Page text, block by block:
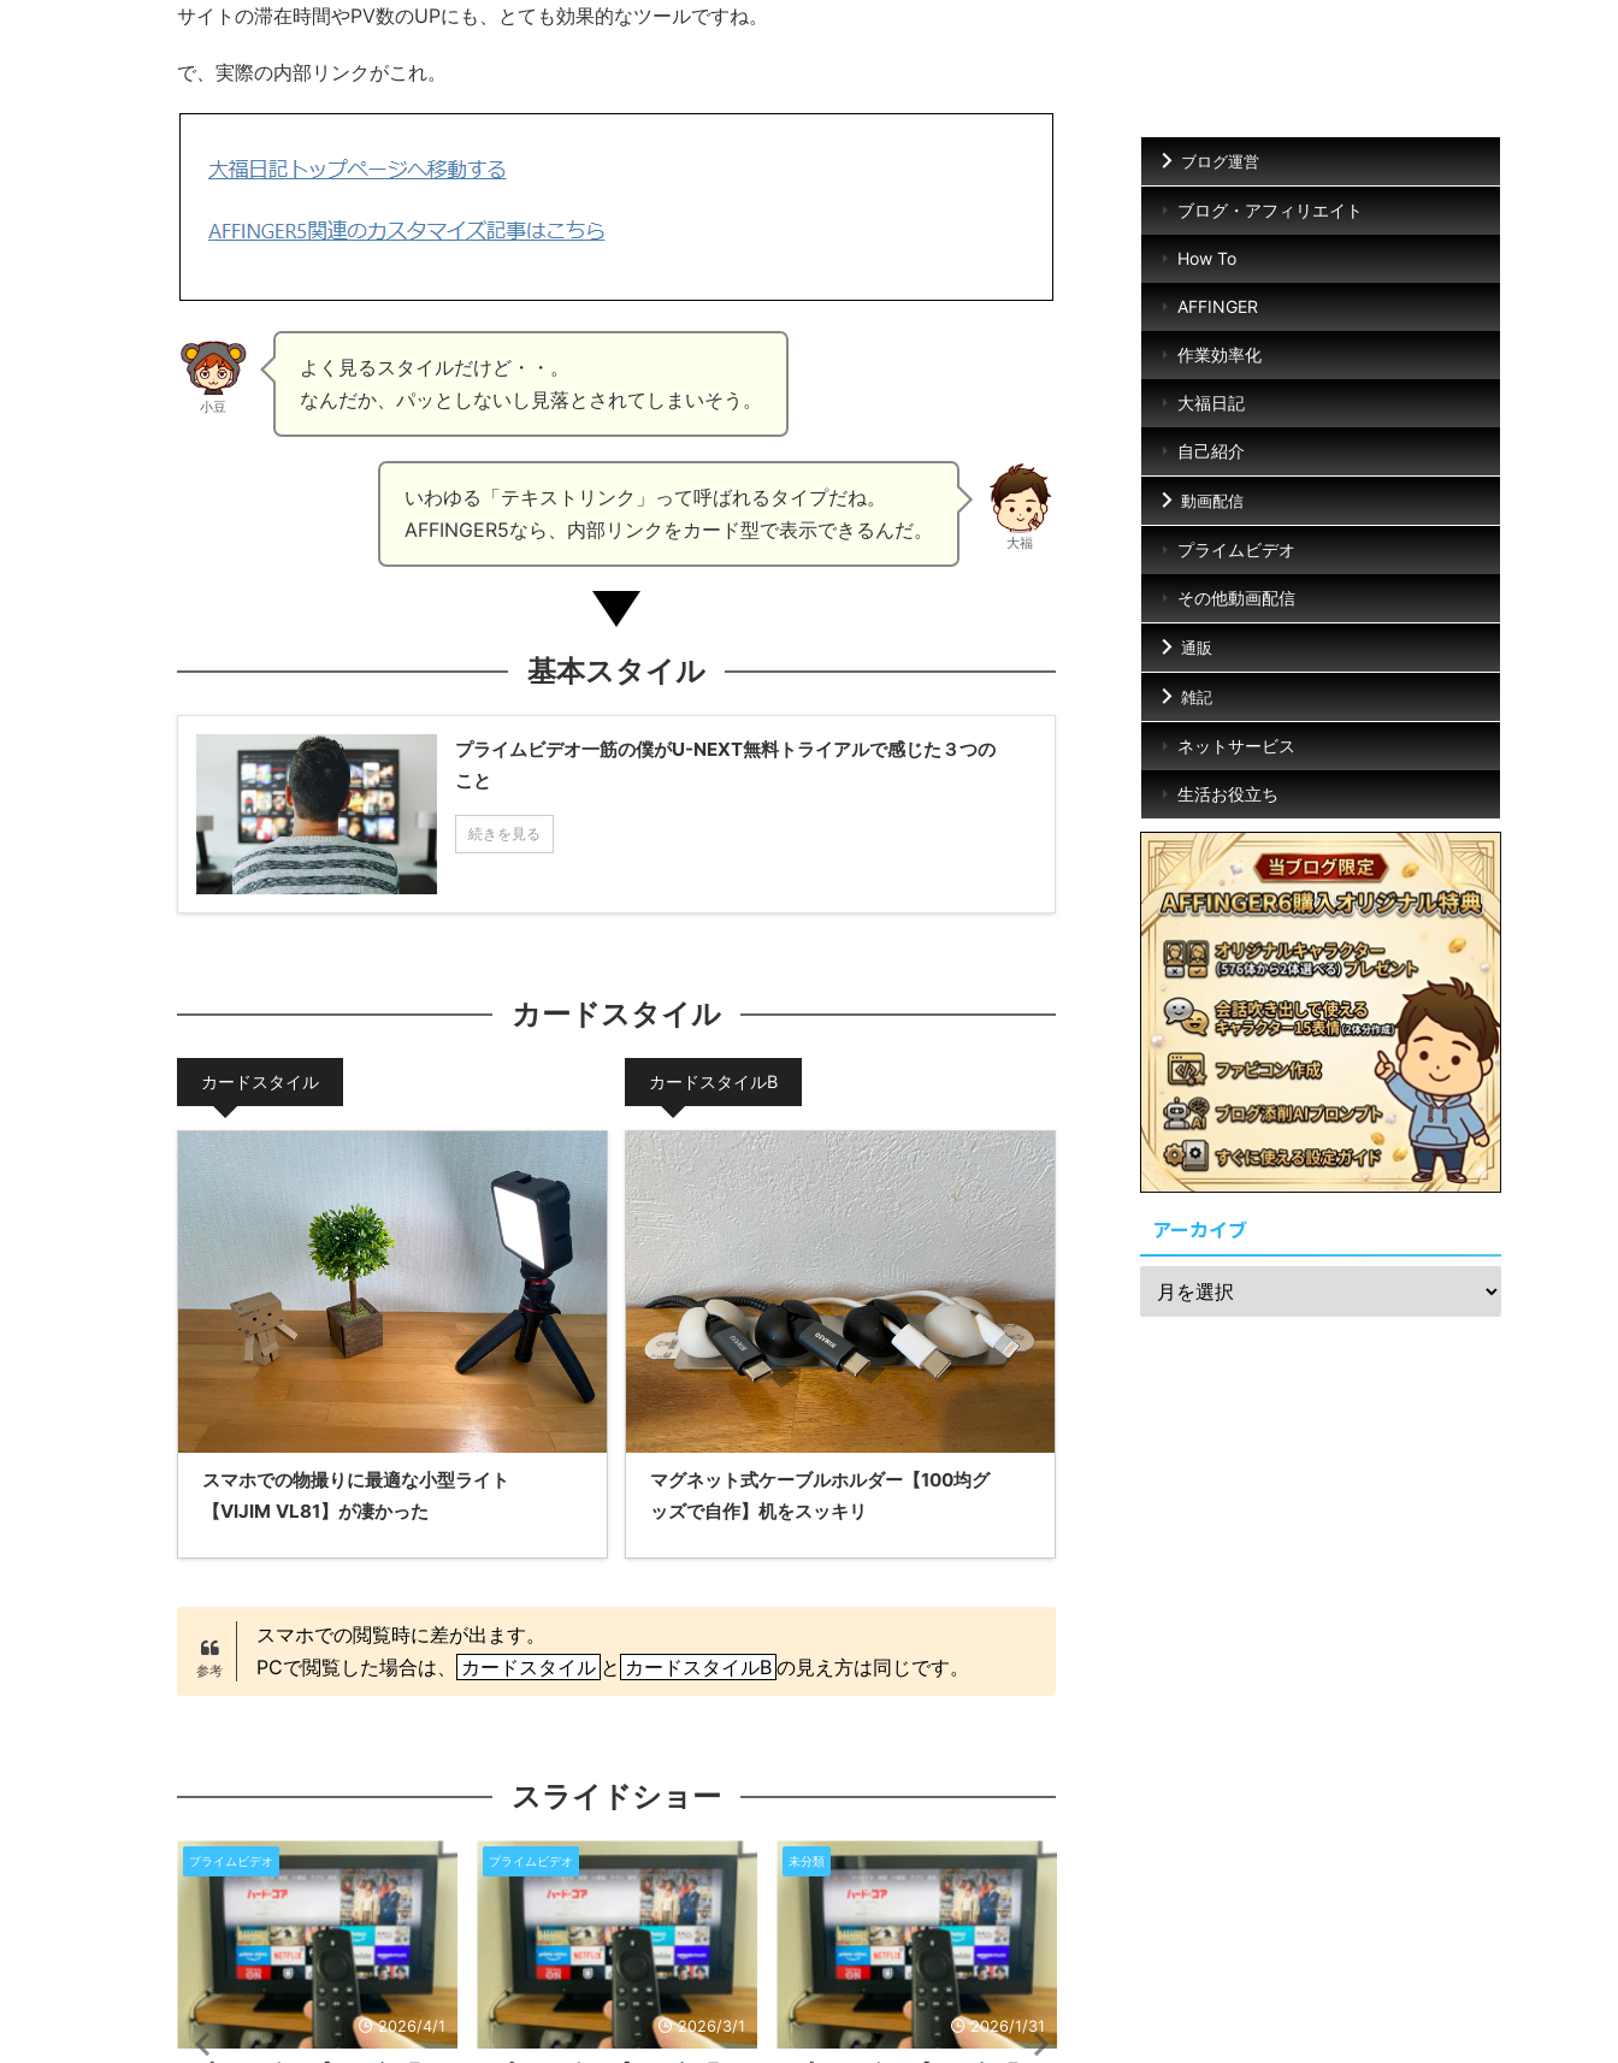
サイトの滞在時間やPV数のUPにも、とても効果的なツールですね。
で、実際の内部リンクがこれ。
小豆
よく見るスタイルだけど・・。
なんだか、パッとしないし見落とされてしまいそう。
いわゆる「テキストリンク」って呼ばれるタイプだね。
AFFINGER5なら、内部リンクをカード型で表示できるんだ。
大福
基本スタイル
プライムビデオ一筋の僕がU-NEXT無料トライアルで感じた３つの
こと
続きを見る
カードスタイル
カードスタイル
スマホでの物撮りに最適な小型ライト
【VIJIM VL81】が凄かった
カードスタイルB
マグネット式ケーブルホルダー【100均グ
ッズで自作】机をスッキリ
スマホでの閲覧時に差が出ます。
PCで閲覧した場合は、
カードスタイル と カードスタイルB の見え方は同じです。
スライドショー
プライムビデオ
2026/4/1
プライムビデオ
2026/3/1
未分類
2026/1/31
ブログ運営
ブログ・アフィリエイト
How To
AFFINGER
作業効率化
大福日記
自己紹介
動画配信
プライムビデオ
その他動画配信
通販
雑記
ネットサービス
生活お役立ち
アーカイブ